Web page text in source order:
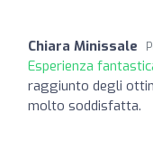
Chiara Minissale
Esperienza
raggiunto degli
molto soddisfatta.